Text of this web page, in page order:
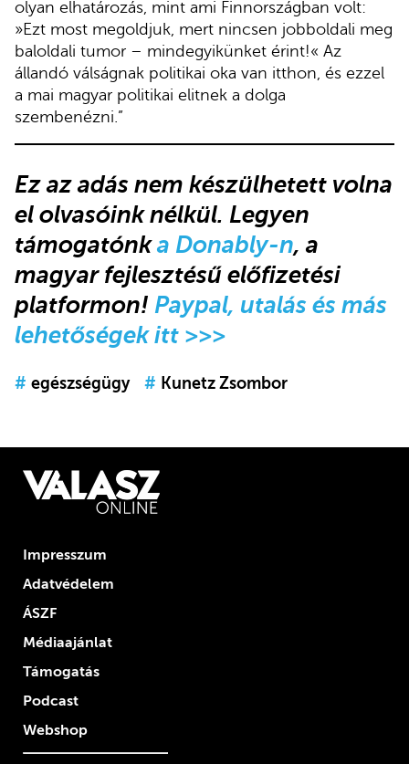
olyan elhatározás, mint ami Finnországban volt:
»Ezt most megoldjuk, mert nincsen jobboldali meg
baloldali tumor – mindegyikünket érint!« Az
állandó válságnak politikai oka van itthon, és ezzel
a mai magyar politikai elitnek a dolga
szembenézni.”
Ez az adás nem készülhetett volna
el olvasóink nélkül. Legyen
támogatónka Donably-n, a
magyar fejlesztésű előfizetési
platformon! Paypal, utalás és más
lehetőségek itt >>>
# egészségügy # Kunetz Zsombor
Impresszum
Adatvédelem
ÁSZF
Médiaajánlat
Támogatás
Podcast
Webshop